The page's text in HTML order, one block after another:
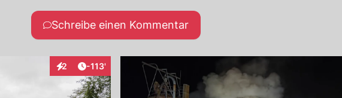
Schreibe einen Kommentar
2
InteraktionenArtikel veröffentlicht:
-113'